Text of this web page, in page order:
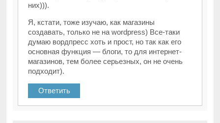
них))).
Я, кстати, тоже изучаю, как магазины
создавать, только не на wordpress) Все-таки
думаю вордпресс хоть и прост, но так как его
основная функция — блоги, то для интернет-
магазинов, тем более серьезных, он не очень
подходит).
Ответить